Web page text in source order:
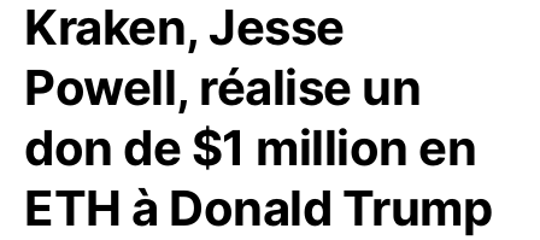
Kraken, Jesse
Powell, réalise un
don de $1 million en
ETH à Donald Trump